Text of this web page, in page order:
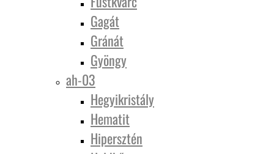
Gagát
Gránát
Gyöngy
ah-03
Hegyikristály
Hematit
Hipersztén